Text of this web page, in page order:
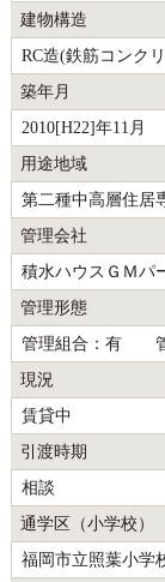
建物構造
RC造(鉄筋コンク
築年月
2010[H22]年11月
用途地域
第二種中高層住居
管理会社
積水ハウスＧＭパ
管理形態
管理組合：有
現況
賃貸中
引渡時期
相談
通学区（小学校）
福岡市立照葉小学